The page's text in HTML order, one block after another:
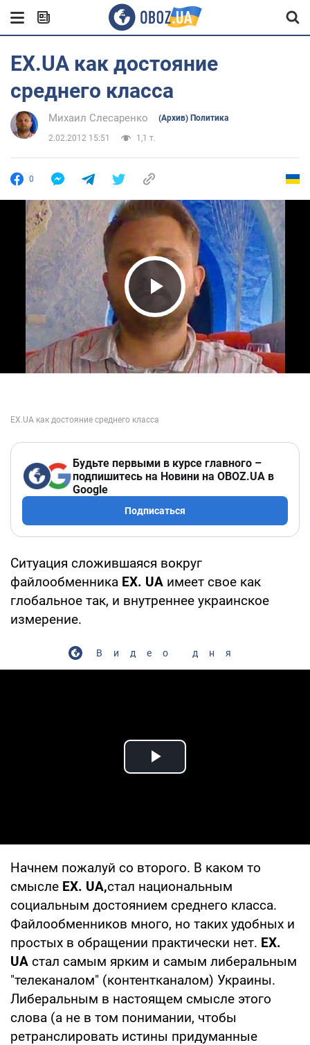
EX.UA как достояние
среднего класса
Михаил Слесаренко (Архив) Политика
2.02.2012 15:51 1,1 т.
0
Play Video
Будьте первыми в курсе главного –
подпишитесь на Новини на OBOZ.UA в
Google
Подписаться
Ситуация сложившаяся вокруг
файлообменника EX. UA имеет свое как
глобальное так, и внутреннее украинское
измерение.
Видео дня
Play Video
Начнем пожалуй со второго. В каком то
смысле EX. UA,стал национальным
социальным достоянием среднего класса.
Файлообменников много, но таких удобных и
простых в обращении практически нет. EX.
UA стал самым ярким и самым либеральным
"телеканалом" (контентканалом) Украины.
Либеральным в настоящем смысле этого
слова (а не в том понимании, чтобы
ретранслировать истины придуманные